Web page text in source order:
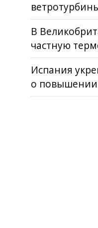
В
частную
Испания
о повышении